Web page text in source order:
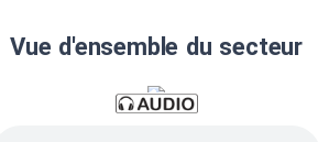
Vue d'ensemble du secteur